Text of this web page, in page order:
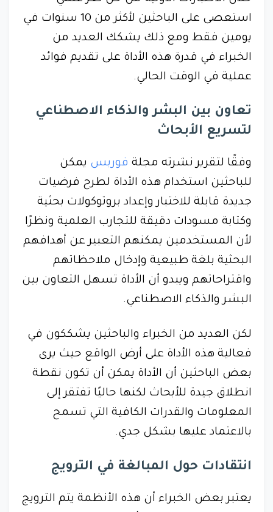
استعصى على الباحثين لأكثر من 10 سنوات في
يومين فقط ومع ذلك يشكك العديد من
الخبراء في قدرة هذه الأداة على تقديم فوائد
عملية في الوقت الحالي.
تعاون بين البشر والذكاء الاصطناعي
لتسريع الأبحاث
وفقًا لتقرير نشرته مجلة فوربس يمكن
للباحثين استخدام هذه الأداة لطرح فرضيات
جديدة قابلة للاختبار وإعداد بروتوكولات بحثية
وكتابة مسودات دقيقة للتجارب العلمية ونظرًا
لأن المستخدمين يمكنهم التعبير عن أهدافهم
البحثية بلغة طبيعية وإدخال ملاحظاتهم
واقتراحاتهم ويبدو أن الأداة تسهل التعاون بين
البشر والذكاء الاصطناعي.
لكن العديد من الخبراء والباحثين يشككون في
فعالية هذه الأداة على أرض الواقع حيث يرى
بعض الباحثين أن الأداة يمكن أن تكون نقطة
انطلاق جيدة للأبحاث لكنها حاليًا تفتقر إلى
المعلومات والقدرات الكافية التي تسمح
بالاعتماد عليها بشكل جدي.
انتقادات حول المبالغة في الترويج
يعتبر بعض الخبراء أن هذه الأنظمة يتم الترويج